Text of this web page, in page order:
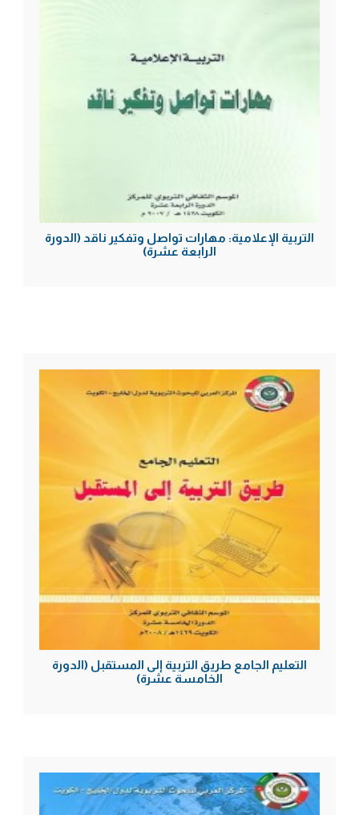
التربية الإعلامية: مهارات تواصل وتفكير ناقد (الدورة
الرابعة عشرة)
التعليم الجامع طريق التربية إلى المستقبل (الدورة
الخامسة عشرة)